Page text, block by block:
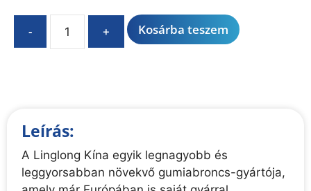
- + Kosárba teszem
v
Leírás:
A Linglong Kína egyik legnagyobb és
leggyorsabban növekvő gumiabroncs-gyártója,